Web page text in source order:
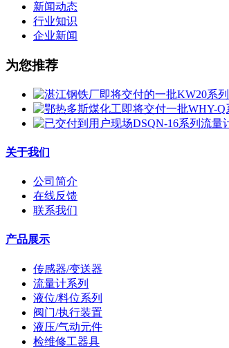
新闻动态
行业知识
企业新闻
为您推荐
关于我们
公司简介
在线反馈
联系我们
产品展示
传感器/变送器
流量计系列
液位/料位系列
阀门/执行装置
液压/气动元件
检维修工器具